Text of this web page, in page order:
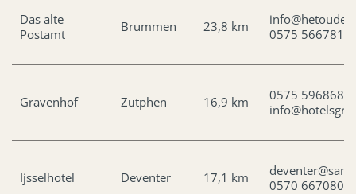
Das alte
Postamt
Brummen 23,8 km
0575 566781
Gravenhof Zutphen 16,9 km
0575 596868
Ijsselhotel Deventer 17,1 km
0570 667080